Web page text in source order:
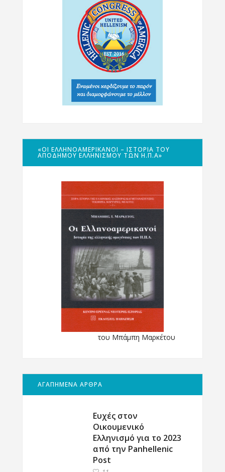
«ΟΙ ΕΛΛΗΝΟΑΜΕΡΙΚΑΝΟΊ – ΙΣΤΟΡΊΑ ΤΟΥ
ΑΠΌΔΗΜΟΥ ΕΛΛΗΝΙΣΜΟΎ ΤΩΝ Η.Π.Α»
του Μπάμπη Μαρκέτου
ΑΓΑΠΗΜΕΝΑ ΑΡΘΡΑ
Ευχές στον
Οικουμενικό
Ελληνισμό για το 2023
από την Panhellenic
Post